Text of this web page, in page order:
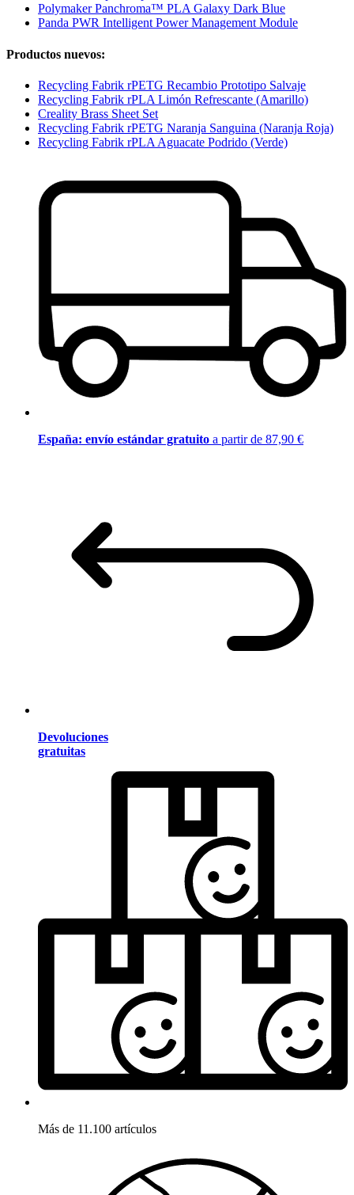
Polymaker Panchroma™ PLA Galaxy Dark Blue
Panda PWR Intelligent Power Management Module
Productos nuevos:
Recycling Fabrik rPETG Recambio Prototipo Salvaje
Recycling Fabrik rPLA Limón Refrescante (Amarillo)
Creality Brass Sheet Set
Recycling Fabrik rPETG Naranja Sanguina (Naranja Roja)
Recycling Fabrik rPLA Aguacate Podrido (Verde)
España: envío estándar gratuito a partir de 87,90 €
Devoluciones
gratuitas
Más de 11.100 artículos